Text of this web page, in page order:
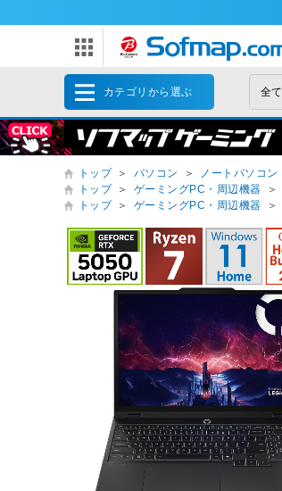
カテゴリから選ぶ
トップ ＞ パソコン ＞ ノートパソコン
トップ
＞ ゲーミングPC・周辺機器
＞
トップ
＞ ゲーミングPC・周辺機器 ＞